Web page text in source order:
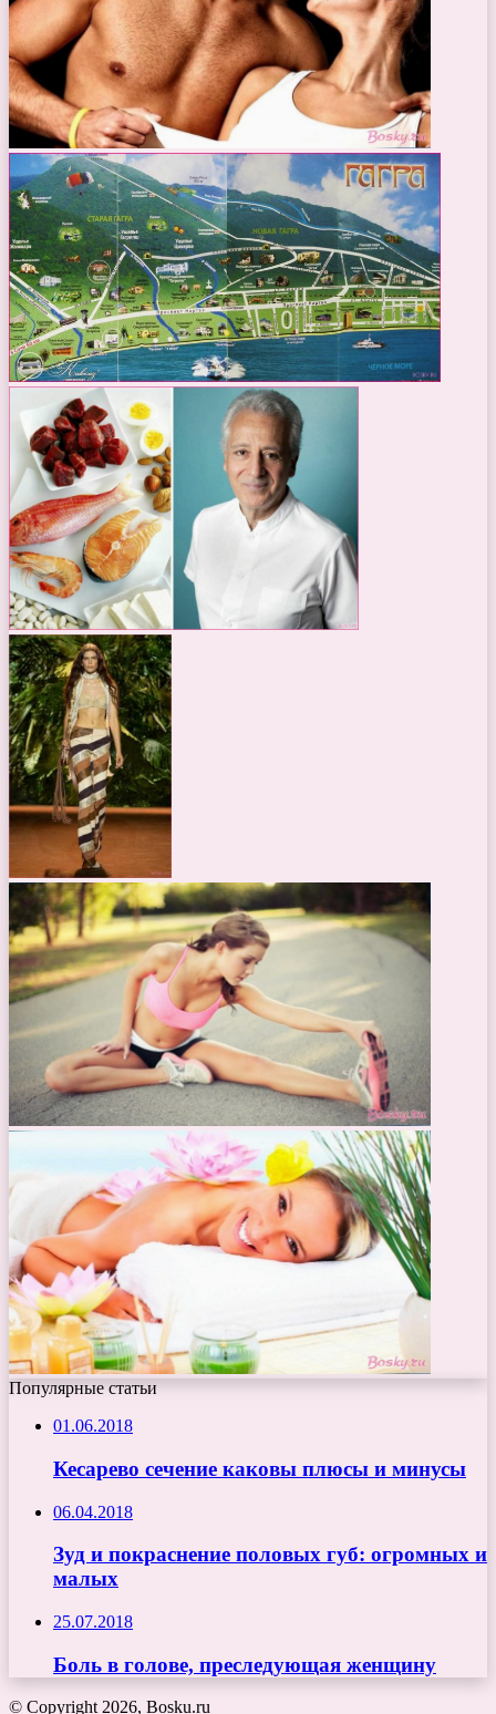
Популярные статьи
01.06.2018
Кесарево сечение каковы плюсы и минусы
06.04.2018
Зуд и покраснение половых губ: огромных и
малых
25.07.2018
Боль в голове, преследующая женщину
© Copyright 2026, Bosku.ru